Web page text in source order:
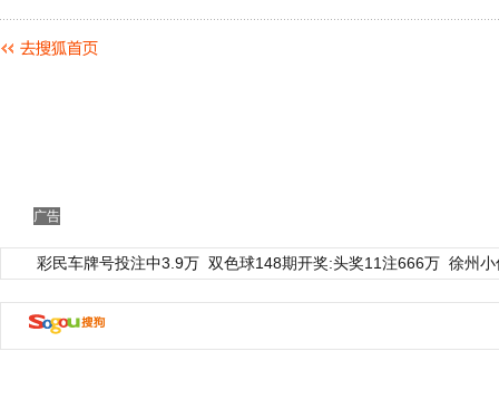
广告
彩民车牌号投注中3.9万 双色球148期开奖:头奖11注666万 徐州